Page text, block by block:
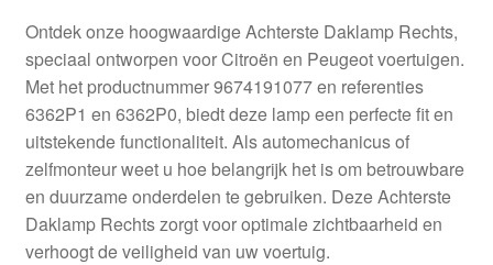
Contact
Kassa
Klachten
Klachtenprocedure
Ontdek onze hoogwaardige Achterste Daklamp Rechts,
speciaal ontworpen voor Citroën en Peugeot voertuigen.
Met het productnummer 9674191077 en referenties
6362P1 en 6362P0, biedt deze lamp een perfecte fit en
uitstekende functionaliteit. Als automechanicus of
zelfmonteur weet u hoe belangrijk het is om betrouwbare
en duurzame onderdelen te gebruiken. Deze Achterste
Daklamp Rechts zorgt voor optimale zichtbaarheid en
verhoogt de veiligheid van uw voertuig.